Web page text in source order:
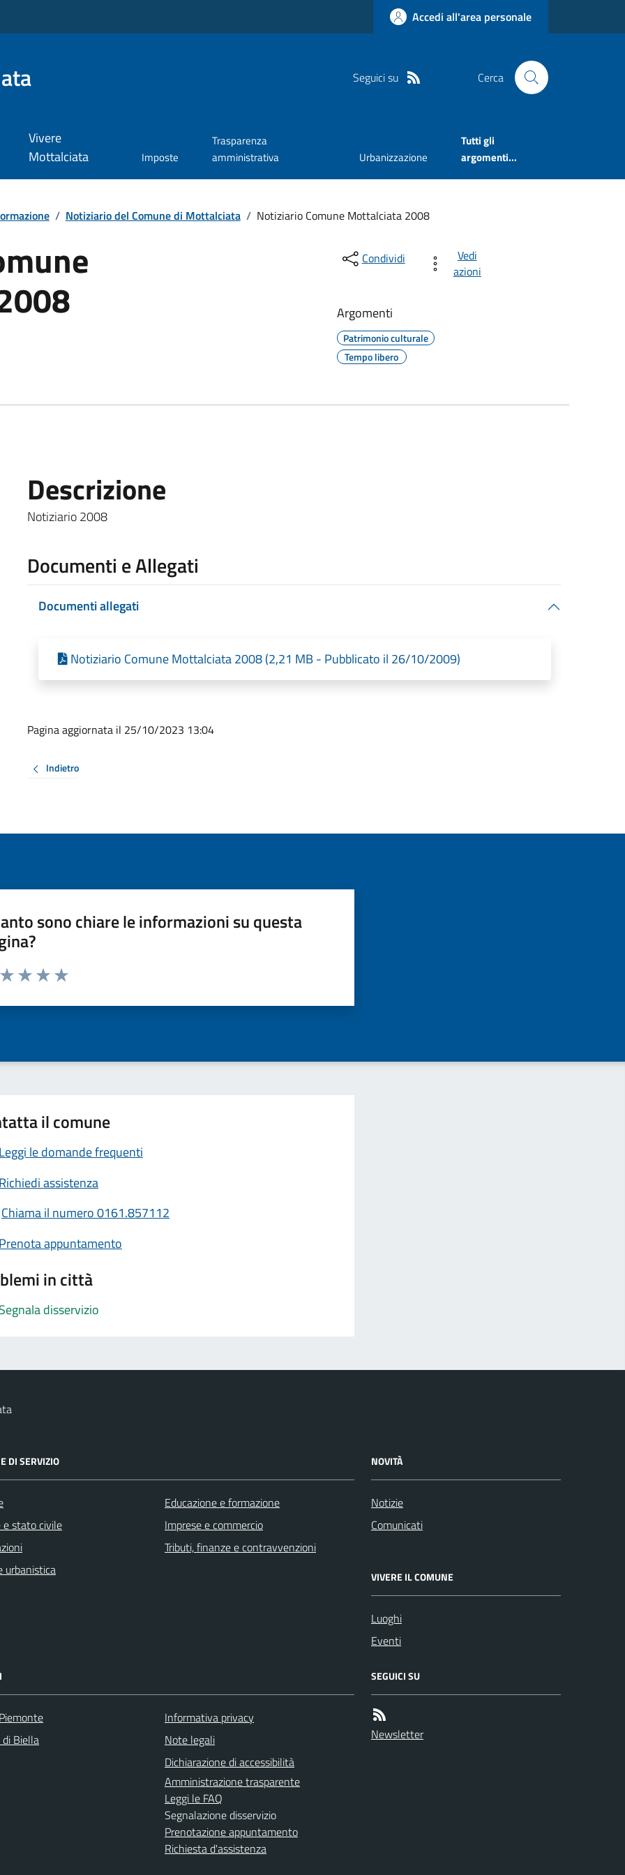
Accedi all'area personale
Seguici su Cerca
Vivere
Mottalciata
Imposte
Trasparenza
amministrativa
Urbanizzazione
Tutti gli
argomenti...
/ Notiziario del Comune di Mottalciata / Notiziario Comune Mottalciata 2008
Condividi
Vedi
azioni
Argomenti
Patrimonio culturale
Tempo libero
Descrizione
Notiziario 2008
Documenti e Allegati
Documenti allegati
Notiziario Comune Mottalciata 2008 (2,21 MB - Pubblicato il 26/10/2009)
Pagina aggiornata il 25/10/2023 13:04
Indietro
sono chiare le informazioni su questa
da 1 a 5 stelle la pagina
il comune
le domande frequenti
assistenza
Chiama il numero 0161.857112
appuntamento
in città
disservizio
DI SERVIZIO
e stato civile
urbanistica
Educazione e formazione
Imprese e commercio
Tributi, finanze e contravvenzioni
NOVITÀ
Notizie
Comunicati
VIVERE IL COMUNE
Luoghi
Eventi
Biella
Informativa privacy
Note legali
Dichiarazione di accessibilità
Amministrazione trasparente
Leggi le FAQ
Segnalazione disservizio
Prenotazione appuntamento
Richiesta d'assistenza
SEGUICI SU
Newsletter